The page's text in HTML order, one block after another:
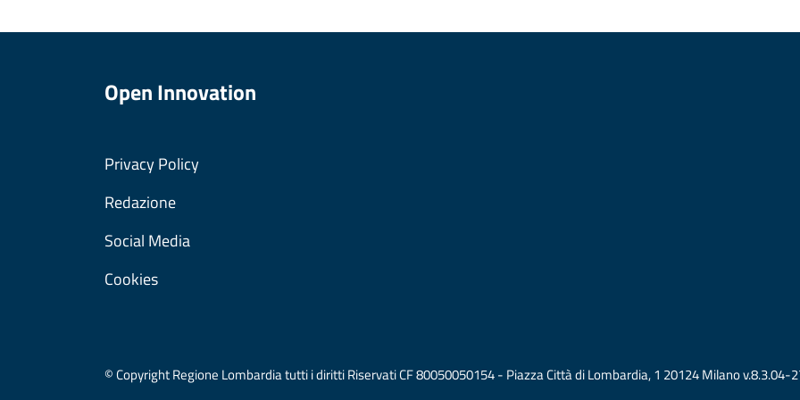
Open Innovation
Privacy Policy
Redazione
Social Media
Cookies
© Copyright Regione Lombardia tutti i diritti Riservati CF 80050050154 - Piazza Città di Lombardia, 1 20124 Milano